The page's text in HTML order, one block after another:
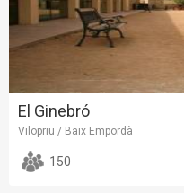
El Ginebró
Vilopriu / Baix Empordà
150